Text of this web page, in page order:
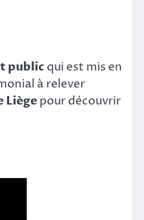
public qui est mis en
à relever
Liègepour découvrir